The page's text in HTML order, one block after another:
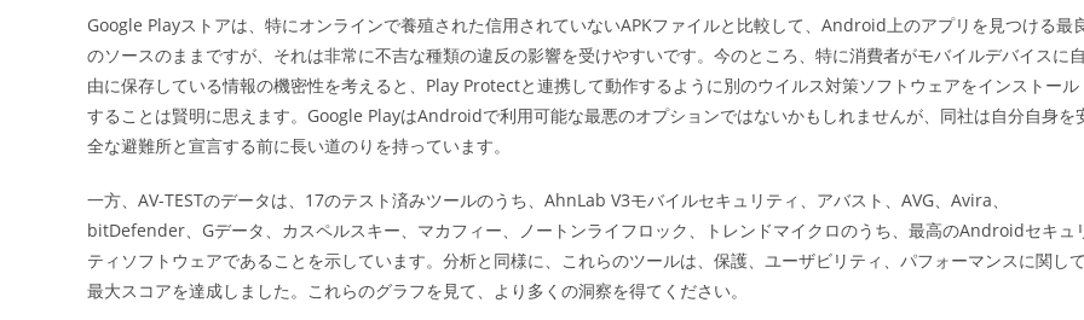
Google Playストアは、特にオンラインで養殖された信用されていないAPKファイルと比較して、Android上のアプリを見つける最
のソースのままですが、それは非常に不吉な種類の違反の影響を受けやすいです。今のところ、特に消費者がモバイルデバイスに自
由に保存している情報の機密性を考えると、Play Protectと連携して動作するように別のウイルス対策ソフトウェアをインストール
することは賢明に思えます。Google PlayはAndroidで利用可能な最悪のオプションではないかもしれませんが、同社は自分自身を
全な避難所と宣言する前に長い道のりを持っています。
一方、AV-TESTのデータは、17のテスト済みツールのうち、AhnLab V3モバイルセキュリティ、アバスト、AVG、Avira、
bitDefender、Gデータ、カスペルスキー、マカフィー、ノートンライフロック、トレンドマイクロのうち、最高のAndroidセキュ
ティソフトウェアであることを示しています。分析と同様に、これらのツールは、保護、ユーザビリティ、パフォーマンスに関して
最大スコアを達成しました。これらのグラフを見て、より多くの洞察を得てください。